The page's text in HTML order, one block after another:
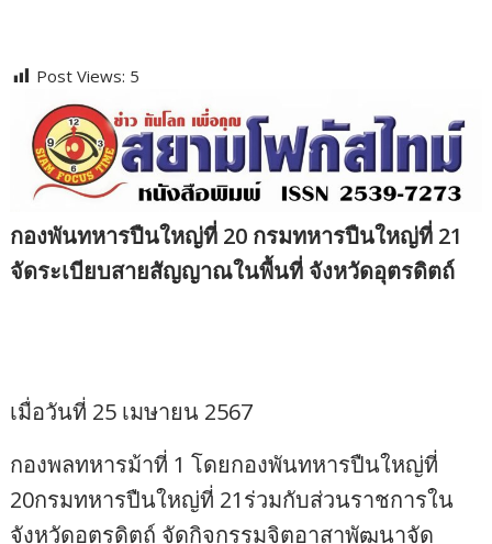
Post Views: 5
กองพันทหารปืนใหญ่ที่ 20 กรมทหารปืนใหญ่ที่ 21
จัดระเบียบสายสัญญาณในพื้นที่ จังหวัดอุตรดิตถ์
เมื่อวันที่ 25 เมษายน 2567
กองพลทหารม้าที่ 1 โดยกองพันทหารปืนใหญ่ที่
20กรมทหารปืนใหญ่ที่ 21ร่วมกับส่วนราชการใน
จังหวัดอุตรดิตถ์ จัดกิจกรรมจิตอาสาพัฒนาจัด